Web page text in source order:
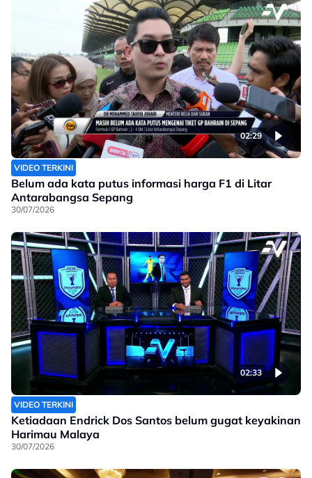
02:29
VIDEO TERKINI
Belum ada kata putus informasi harga F1 di Litar
Antarabangsa Sepang
30/07/2026
02:33
VIDEO TERKINI
Ketiadaan Endrick Dos Santos belum gugat keyakinan
Harimau Malaya
30/07/2026